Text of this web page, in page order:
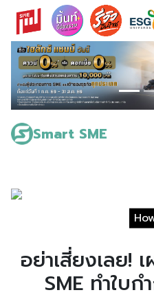
Skip
content
Smart SME
Search
for:
อย่าเสี่ยงเลย!
SME ทำใบ